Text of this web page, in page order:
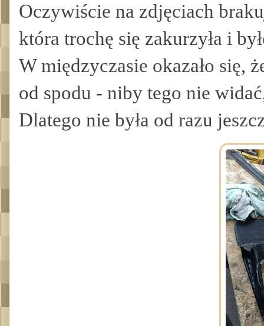
Oczywiście na zdjęciach
która trochę się zakurzyła i
W międzyczasie okazało się,
od spodu - niby tego nie
Dlatego nie była od razu